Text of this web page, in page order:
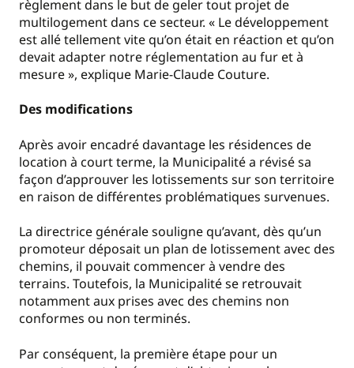
règlement dans le but de geler tout projet de
multilogement dans ce secteur. « Le développement
est allé tellement vite qu’on était en réaction et qu’on
devait adapter notre réglementation au fur et à
mesure », explique Marie-Claude Couture.
Des modifications
Après avoir encadré davantage les résidences de
location à court terme, la Municipalité a révisé sa
façon d’approuver les lotissements sur son territoire
en raison de différentes problématiques survenues.
La directrice générale souligne qu’avant, dès qu’un
promoteur déposait un plan de lotissement avec des
chemins, il pouvait commencer à vendre des
terrains. Toutefois, la Municipalité se retrouvait
notamment aux prises avec des chemins non
conformes ou non terminés.
Par conséquent, la première étape pour un